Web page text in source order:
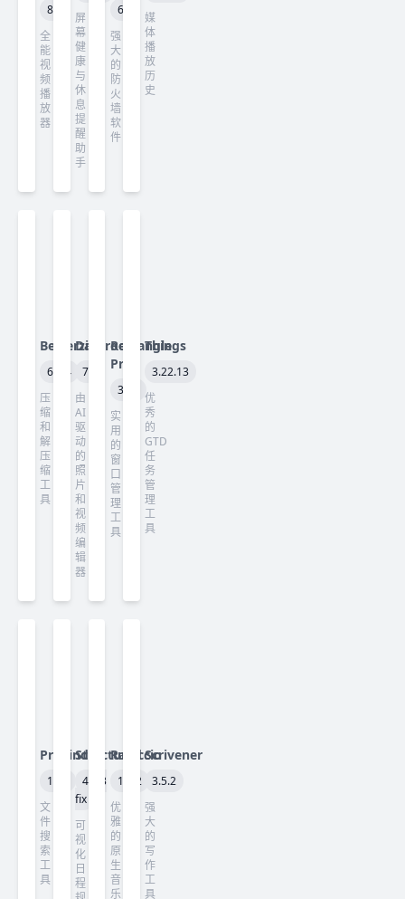
8.5
全
能
视
频
播
放
器
屏
幕
健
康
与
休
息
提
醒
助
手
6.5
强
大
的
防
火
墙
软
件
媒
体
播
放
历
史
Betterzip
6.0.4
压
缩
和
解
压
缩
工
具
Darkroom
7.3
由
AI
驱
动
的
照
片
和
视
频
编
辑
器
Rectangle
Pro
3.82
实
用
的
窗
口
管
理
工
具
Things
3.22.13
优
秀
的
GTD
任
务
管
理
工
具
ProFind
1.40
文
件
搜
索
工
具
Structured
4.5.3
fix
可
视
化
日
程
Radiccio
1.4.2
优
雅
的
原
生
音
乐
Scrivener
3.5.2
强
大
的
写
作
工
具